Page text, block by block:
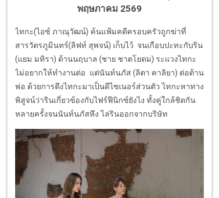
พฤษภาคม 2569
ไทกะ(ไอซ์ ภาณุวัฒน์) ค้นแฟ้มคดีครอบครัวถูกฆ่าที่
สารวัตรภูมินทร์(ลิฟท์ สุพจน์) เก็บไว้ จนเกือบปะทะกับริน
(แยม มทิรา) ด้านนฤบาล (ชาย ชาตโยดม) ระแวงไทกะ
ไม่อยากให้ทำงานต่อ แต่นันท์นภัส (ลิตา คาลิยา) ต่อต้าน
พ่อ ด้วยการดึงไทกะมาเป็นดีไซเนอร์ส่วนตัว ไทกะหาทาง
พิสูจน์ว่ารินเกี่ยวข้องกับไฟร์ฟีนิกซ์ยังไง ทั้งคู่ใกล้ชิดกัน
หลายครั้งจนนันท์นภัสหึง ไล่รินออกจากบริษัท